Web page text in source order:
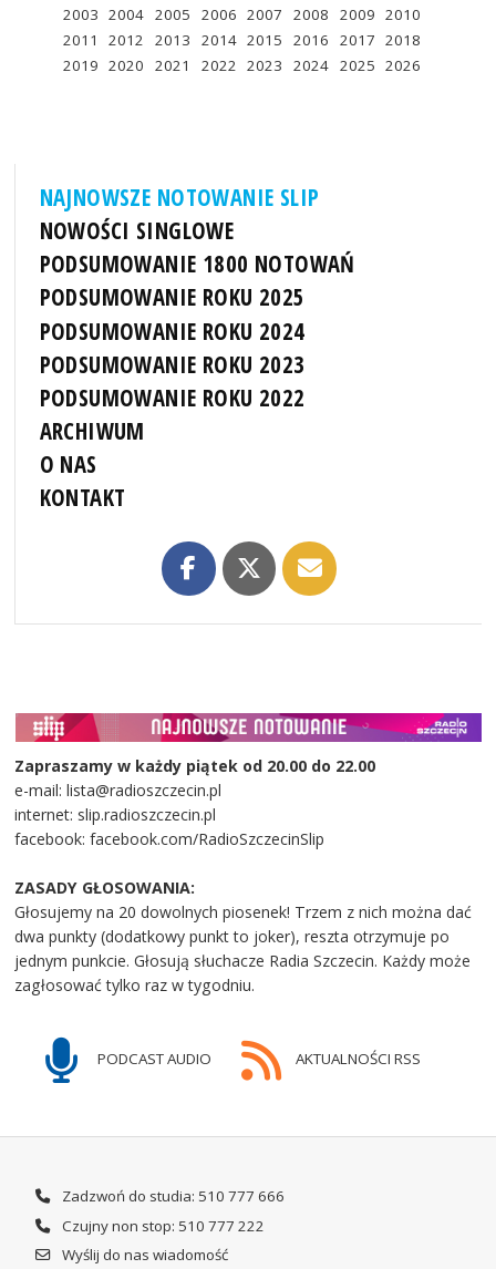
2003 2004 2005 2006 2007 2008 2009 2010
2011
2012 2013 2014 2015 2016 2017 2018
2019 2020 2021 2022 2023 2024 2025 2026
NAJNOWSZE NOTOWANIE SLIP
NOWOŚCI SINGLOWE
PODSUMOWANIE 1800 NOTOWAŃ
PODSUMOWANIE ROKU 2025
PODSUMOWANIE ROKU 2024
PODSUMOWANIE ROKU 2023
PODSUMOWANIE ROKU 2022
ARCHIWUM
O NAS
KONTAKT
Zapraszamy w każdy piątek od 20.00 do 22.00
e-mail: lista@radioszczecin.pl
internet: slip.radioszczecin.pl
facebook: facebook.com/RadioSzczecinSlip
ZASADY GŁOSOWANIA:
Głosujemy na 20 dowolnych piosenek! Trzem z nich można dać
dwa punkty (dodatkowy punkt to joker), reszta otrzymuje po
jednym punkcie. Głosują słuchacze Radia Szczecin. Każdy może
zagłosować tylko raz w tygodniu.
PODCAST AUDIO AKTUALNOŚCI RSS
Zadzwoń do studia: 510 777 666
Czujny non stop: 510 777 222
Wyślij do nas wiadomość